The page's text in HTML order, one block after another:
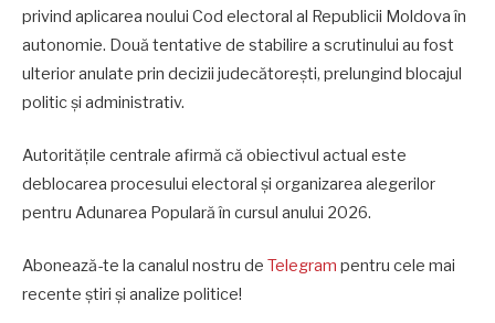
privind aplicarea noului Cod electoral al Republicii Moldova în
autonomie. Două tentative de stabilire a scrutinului au fost
ulterior anulate prin decizii judecătorești, prelungind blocajul
politic și administrativ.
Autoritățile centrale afirmă că obiectivul actual este
deblocarea procesului electoral și organizarea alegerilor
pentru Adunarea Populară în cursul anului 2026.
Abonează-te la canalul nostru de Telegram pentru cele mai
recente știri și analize politice!